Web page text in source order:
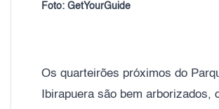
Foto: GetYourGuide
Os quarteirões próximos do
Ibirapuera são bem arborizados,